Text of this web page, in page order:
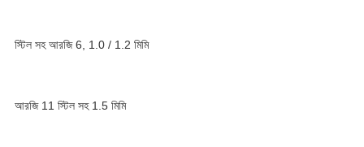
স্টিল সহ আরজি 6, 1.0 / 1.2 মিমি
আরজি 11 স্টিল সহ 1.5 মিমি